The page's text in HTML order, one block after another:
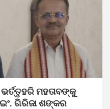
ମହତାବଙ୍କୁ
ଇଂ. ଗିରିଜା ଶଙ୍କର